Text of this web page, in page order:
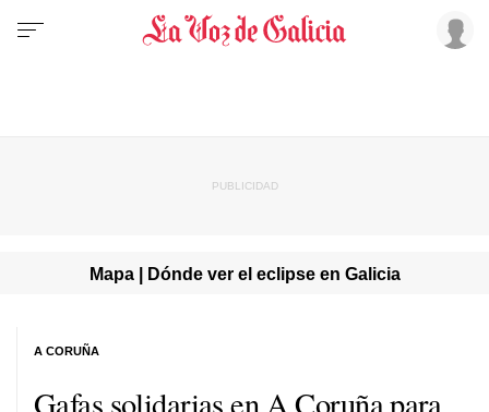
Mapa | Dónde ver el eclipse en Galicia
Gafas solidarias en A Coruña para
A CORUÑA